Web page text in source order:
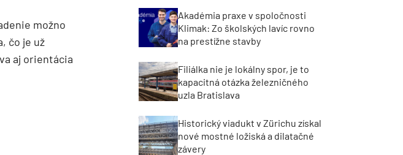
možno
čo je už
aj orientácia
Akadémia praxe v spoločnosti
Klimak: Zo školských lavíc rovno
na prestížne stavby
Filiálka nie je lokálny spor, je to
kapacitná otázka železničného
uzla Bratislava
Historický viadukt v Zürichu získal
nové mostné ložiská a dilatačné
závery